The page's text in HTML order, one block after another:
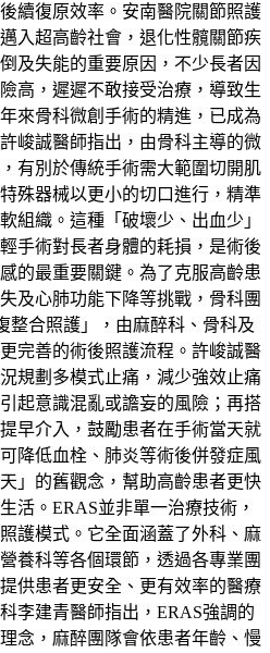
續復原效率。安南醫院關節照護
入超高齡社會，退化性髖關節疾
及失能的重要原因，不少長者因
高，遲遲不敢接受治療，導致生
來骨科微創手術的精進，已成為
峻誠醫師指出，由骨科主導的微
有別於傳統手術需大範圍切開肌
殊器械以更小的切口進行，精準
組織。這種「破壞少、出血少」
手術對長者身體的耗損，是術後
的最重要關鍵。為了克服高齡患
及心肺功能下降等挑戰，骨科團
整合照護」，由麻醉科、骨科及
完善的術後照護流程。許峻誠醫
規劃多模式止痛，減少強效止痛
起意識混亂或譫妄的風險；再搭
早介入，鼓勵患者在手術當天就
降低血栓、肺炎等術後併發症風
」的舊觀念，幫助高齡患者更快
活。ERAS並非單一治療技術，
護模式。它全面涵蓋了外科、麻
養科等各個環節，透過各專業團
供患者更安全、更有效率的醫療
李建青醫師指出，ERAS強調的
念，麻醉團隊會依患者年齡、慢